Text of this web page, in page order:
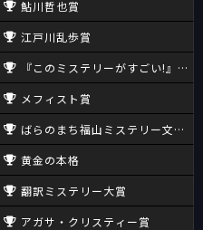
鮎川哲也賞
江戸川乱歩賞
『このミステリーがすごい!』大賞
メフィスト賞
ばらのまち福山ミステリー文学新
黄金の本格
翻訳ミステリー大賞
アガサ・クリスティー賞